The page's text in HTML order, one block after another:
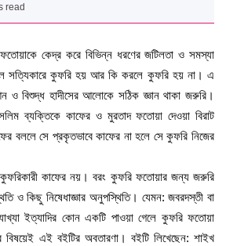
read
কেদ্র করে বিভিন্ন ধরণের জটিলতা ও সমস্যা
সত্যিকারে কুফরি হয় আর কি করলে কুফরি হয় না। এ
ও বিশুদ্ধ হাদীসের আলোকে সঠিক জ্ঞান থাকা জরুরি।
ব্যক্তিকে কাফের ও মুরতাদ ফতোয়া দেওয়া বিরাট
বললে সে প্রকৃতভাবে কাফের না হলে সে কুফরি নিজের
কাফের নয়। বরং কুফরি ফতোয়ার জন্য জরুরি
ও কিছু নিষেধাজ্ঞার অনুপস্থিতি। যেমন: জবরদস্তী বা
ইত্যাদির কোন একটি পাওয়া গেলে কুফরি ফতোয়া
বিষয়েই এই বইটির অবতারণা। বইটি লিখেছেন: শাইখ